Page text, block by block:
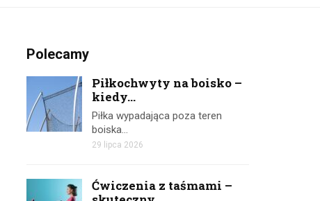
Polecamy
Piłkochwyty na boisko –
kiedy...
Piłka wypadająca poza teren
boiska…
29 lipca 2026
Ćwiczenia z taśmami –